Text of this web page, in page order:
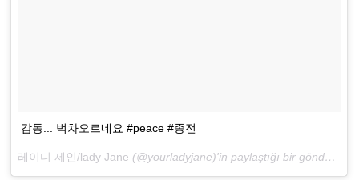
감동... 벅차오르네요 #peace #종전
레이디 제인/lady Jane (@yourladyjane)'in paylaştığı bir gönderi (